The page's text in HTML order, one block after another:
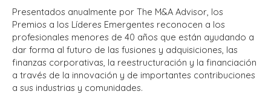
Presentados anualmente por The M&A Advisor, los
Premios a los Líderes Emergentes reconocen a los
profesionales menores de 40 años que están ayudando a
dar forma al futuro de las fusiones y adquisiciones, las
finanzas corporativas, la reestructuración y la financiación
a través de la innovación y de importantes contribuciones
a sus industrias y comunidades.